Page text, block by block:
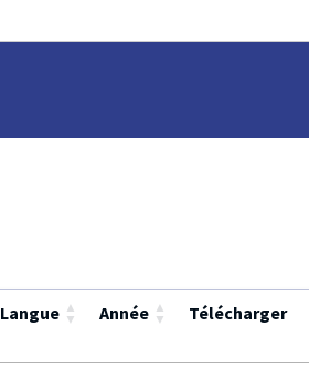
Langue ▲
▼ Année ▲
▼ Télécharger